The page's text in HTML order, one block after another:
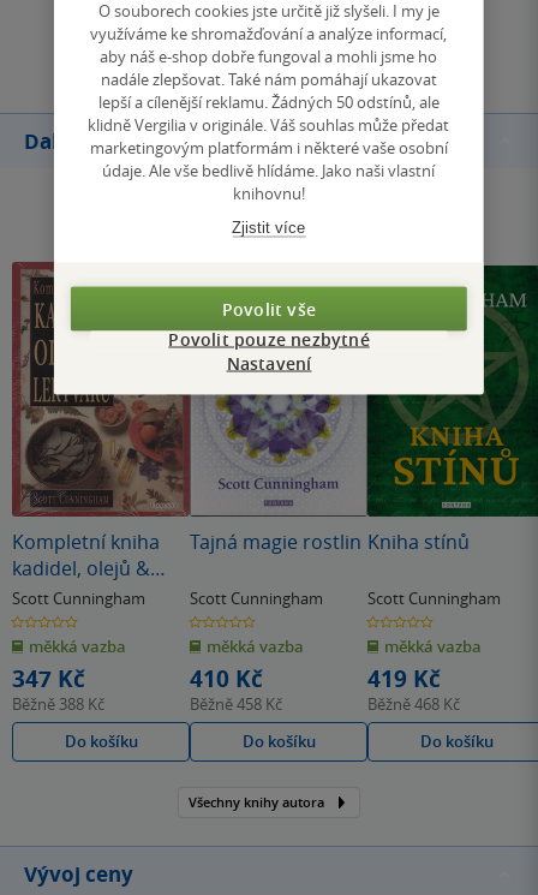
Přidat hodnocení
Další knihy autora
Kompletní kniha
kadidel, olejů &
lektvarů
Scott Cunningham
0.0
z
5
hvězdiček
měkká vazba
347 Kč
Běžně 388 Kč
Do košíku
Tajná magie rostlin
Scott Cunningham
0.0
z
5
hvězdiček
měkká vazba
410 Kč
Běžně458 Kč
Do košíku
Kniha stínů
Scott Cunningham
0.0
z
5
hvězdiček
měkká vazba
419 Kč
Běžně468 Kč
Do košíku
Všechny knihy autora
Vývoj ceny
O souborech cookies jste určitě již slyšeli. I my je
využíváme ke shromažďování a analýze informací,
aby náš e-shop dobře fungoval a mohli jsme ho
nadále zlepšovat. Také nám pomáhají ukazovat
lepší a cílenější reklamu. Žádných 50 odstínů, ale
klidně Vergilia v originále. Váš souhlas může předat
marketingovým platformám i některé vaše osobní
údaje. Ale vše bedlivě hlídáme. Jako naši vlastní
knihovnu!
Zjistit více
Povolit vše
Povolit pouze nezbytné
Nastavení